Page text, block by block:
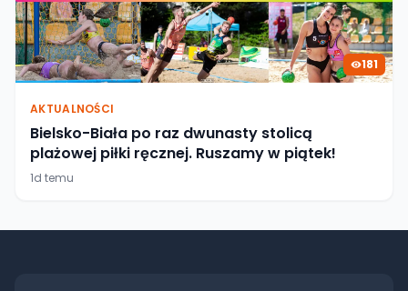
181
AKTUALNOŚCI
Bielsko-Biała po raz dwunasty stolicą
plażowej piłki ręcznej. Ruszamy w piątek!
1d temu